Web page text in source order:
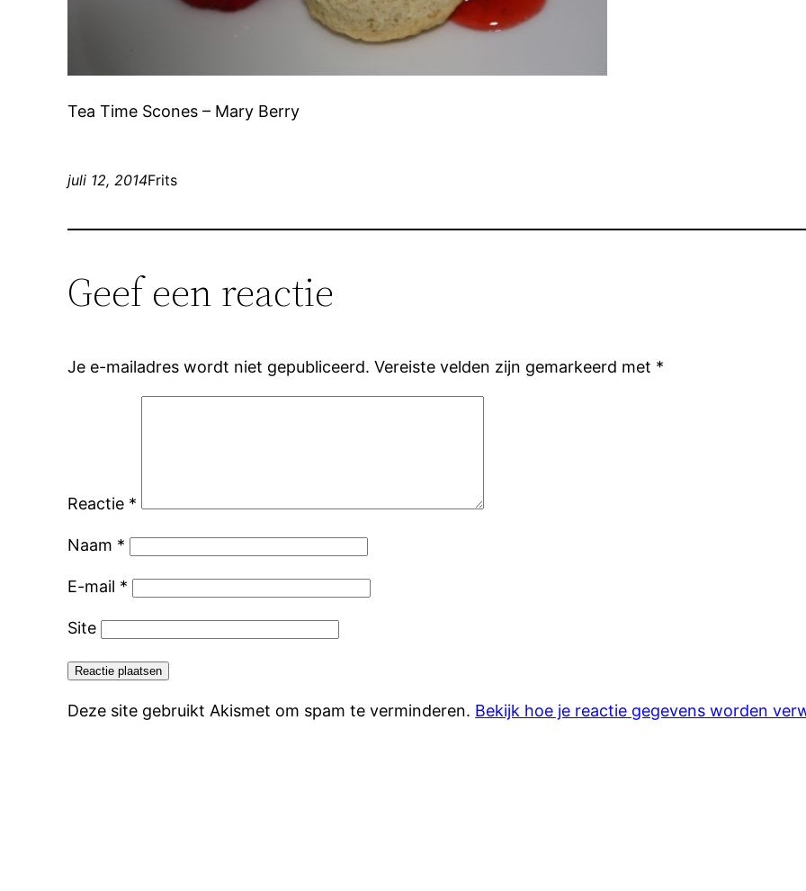
Tea Time Scones – Mary Berry
juli 12, 2014Frits
Geef een reactie
Je e-mailadres wordt niet gepubliceerd. Vereiste velden zijn gemarkeerd met *
Reactie *
Naam *
E-mail *
Site
Deze site gebruikt Akismet om spam te verminderen. Bekijk hoe je reactie gegevens worden